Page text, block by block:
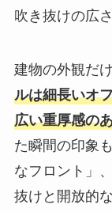
吹き抜けの広
建物の外観だ
ルは細長いオ
広い重厚感の
た瞬間の印象
なフロント」
抜けと開放的